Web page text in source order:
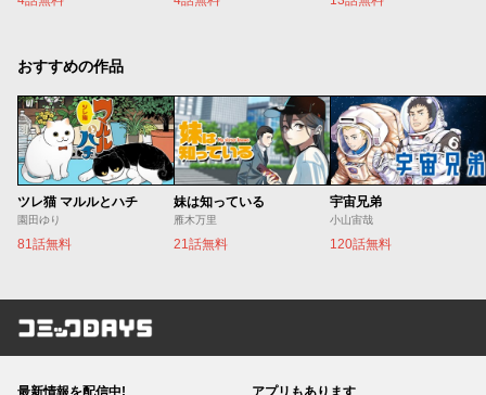
おすすめの作品
ツレ猫 マルルとハチ
園田ゆり
81話無料
妹は知っている
雁木万里
21話無料
宇宙兄弟
小山宙哉
120話無料
コミックDAYS